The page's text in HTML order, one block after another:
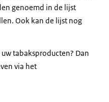
genoemd in de lijst
Ook kan de lijst nog
tabaksproducten? Dan
via het